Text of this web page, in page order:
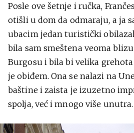
Posle ove šetnje i ručka,
otišli u dom da odmaraju, a ja
ubacim jedan turistički
bila sam smeštena veoma
Burgosu i bila bi velika
je obiđem. Ona se nalazi na
baštine i zaista je izuzetno
spolja, već i mnogo više unutra.